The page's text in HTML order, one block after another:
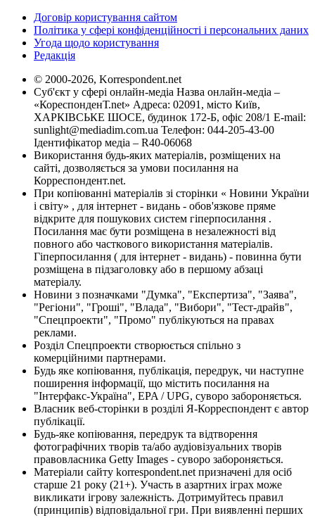
Договір користування сайтом
Політика у сфері конфіденційності і персональних даних
Угода щодо користування
Редакція
© 2000-2026, Korrespondent.net
Суб'єкт у сфері онлайн-медіа Назва онлайн-медіа –
«КореспонденТ.net» Адреса: 02091, місто Київ,
ХАРКІВСЬКЕ ШОСЕ, будинок 172-Б, офіс 208/1 E-mail:
sunlight@mediadim.com.ua Телефон: 044-205-43-00
Ідентифікатор медіа – R40-06068
Використання будь-яких матеріалів, розміщених на
сайті, дозволяється за умови посилання на
Корреспондент.net.
При копіюванні матеріалів зі сторінки « Новини України
і світу» , для інтернет - видань - обов'язкове пряме
відкрите для пошукових систем гіперпосилання .
Посилання має бути розміщена в незалежності від
повного або часткового використання матеріалів.
Гіперпосилання ( для інтернет - видань) - повинна бути
розміщена в підзаголовку або в першому абзаці
матеріалу.
Новини з позначками "Думка", "Експертиза", "Заява",
"Регіони", "Гроші", "Влада", "Вибори", "Тест-драйв",
"Спецпроекти", "Промо" публікуються на правах
реклами.
Розділ Спецпроекти створюється спільно з
комерційними партнерами.
Будь яке копіювання, публікація, передрук, чи наступне
поширення інформації, що містить посилання на
"Інтерфакс-Україна", EPA / UPG, суворо забороняється.
Власник веб-сторінки в розділі Я-Корреспондент є автор
публікації.
Будь-яке копіювання, передрук та відтворення
фотографічних творів та/або аудіовізуальних творів
правовласника Getty Images - суворо забороняється.
Матеріали сайту korrespondent.net призначені для осіб
старше 21 року (21+). Участь в азартних іграх може
викликати ігрову залежність. Дотримуйтесь правил
(принципів) відповідальної гри. При виявленні перших